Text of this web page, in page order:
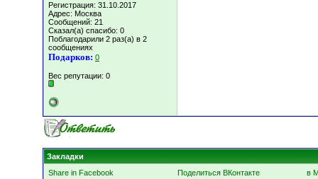
Регистрация: 31.10.2017
Адрес: Москва
Сообщений: 21
Сказал(а) спасибо: 0
Поблагодарили 2 раз(а) в 2
сообщениях
Подарков: 0
Вес репутации: 0
Закладки
Share in Facebook
Поделиться ВКонтакте
в